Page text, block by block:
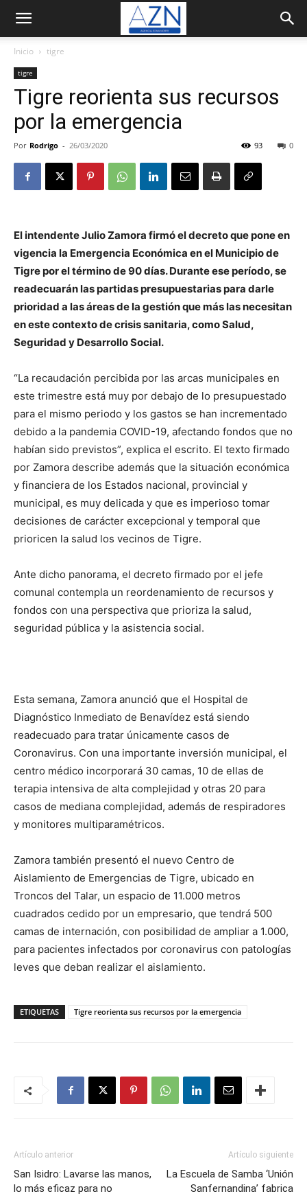
Inicio tigre
tigre
Tigre reorienta sus recursos
por la emergencia
Por Rodrigo - 26/03/2020 0
93
El intendente Julio Zamora firmó el decreto que pone en
vigencia la Emergencia Económica en el Municipio de
Tigre por el término de 90 días. Durante ese período, se
readecuarán las partidas presupuestarias para darle
prioridad a las áreas de la gestión que más las necesitan
en este contexto de crisis sanitaria, como Salud,
Seguridad y Desarrollo Social.
“La recaudación percibida por las arcas municipales en
este trimestre está muy por debajo de lo presupuestado
para el mismo periodo y los gastos se han incrementado
debido a la pandemia COVID-19, afectando fondos que no
habían sido previstos”, explica el escrito. El texto firmado
por Zamora describe además que la situación económica
y financiera de los Estados nacional, provincial y
municipal, es muy delicada y que es imperioso tomar
decisiones de carácter excepcional y temporal que
prioricen la salud los vecinos de Tigre.
Ante dicho panorama, el decreto firmado por el jefe
comunal contempla un reordenamiento de recursos y
fondos con una perspectiva que prioriza la salud,
seguridad pública y la asistencia social.
Esta semana, Zamora anunció que el Hospital de
Diagnóstico Inmediato de Benavídez está siendo
readecuado para tratar únicamente casos de
Coronavirus. Con una importante inversión municipal, el
centro médico incorporará 30 camas, 10 de ellas de
terapia intensiva de alta complejidad y otras 20 para
casos de mediana complejidad, además de respiradores
y monitores multiparamétricos.
Zamora también presentó el nuevo Centro de
Aislamiento de Emergencias de Tigre, ubicado en
Troncos del Talar, un espacio de 11.000 metros
cuadrados cedido por un empresario, que tendrá 500
camas de internación, con posibilidad de ampliar a 1.000,
para pacientes infectados por coronavirus con patologías
leves que deban realizar el aislamiento.
ETIQUETAS Tigre reorienta sus recursos por la emergencia
Artículo anterior
San Isidro: Lavarse las manos,
lo más eficaz para no
Artículo siguiente
La Escuela de Samba ‘Unión
Sanfernandina’ fabrica